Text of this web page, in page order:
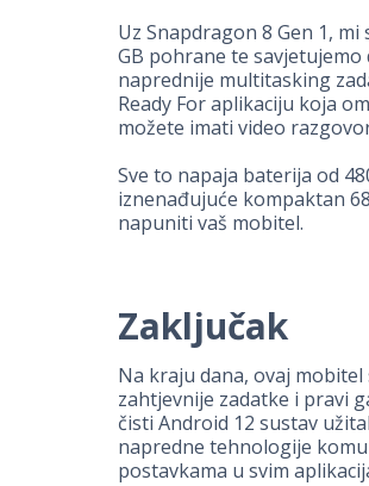
Uz Snapdragon 8 Gen 1,
GB pohrane te
naprednije multitasking
Ready For aplikaciju koja
možete imati video
Sve to napaja baterija od
iznenađujuće kompaktan
napuniti vaš mobitel.
Zaključak
Na kraju dana, ovaj
zahtjevnije zadatke i pravi
čisti Android 12 sustav
napredne tehnologije
postavkama u svim